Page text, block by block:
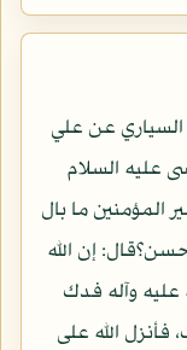
عن علي
عليه السلام
المؤمنين ما بال
إن الله
عليه وآله فدك
فأنزل الله على